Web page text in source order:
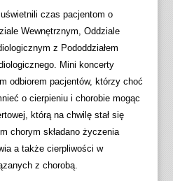
czas pacjentom o
Wewnętrznym, Oddziale
z Pododdziałem
Mini koncerty
odbiorem pacjentów, którzy choć
o cierpieniu i chorobie mogąc
którą na chwilę stał się
chorym składano życzenia
a także cierpliwości w
z chorobą.